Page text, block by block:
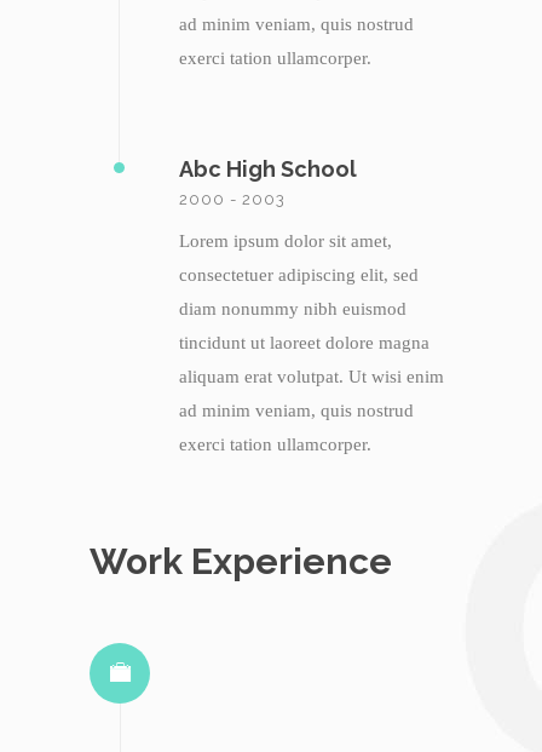
ad minim veniam, quis nostrud
exerci tation ullamcorper.
Abc High School
2000 - 2003
Lorem ipsum dolor sit amet,
consectetuer adipiscing elit, sed
diam nonummy nibh euismod
tincidunt ut laoreet dolore magna
aliquam erat volutpat. Ut wisi enim
ad minim veniam, quis nostrud
exerci tation ullamcorper.
Work Experience